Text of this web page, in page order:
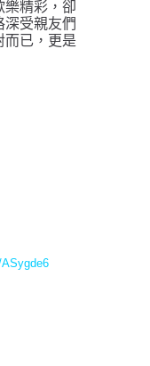
樂精彩，卻
深受親友們
而已，更是